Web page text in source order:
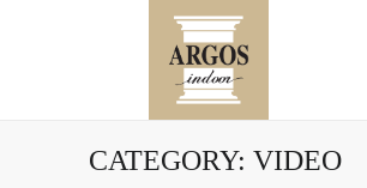
CATEGORY: VIDEO